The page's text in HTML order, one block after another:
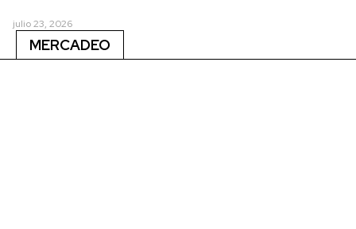
julio 23, 2026
MERCADEO